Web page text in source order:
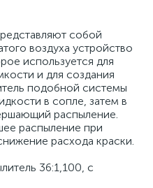
собой
воздуха устройство
используется для
и для создания
подобной системы
в сопле, затем в
распыление.
распыление при
расхода краски.
36:1,100, с